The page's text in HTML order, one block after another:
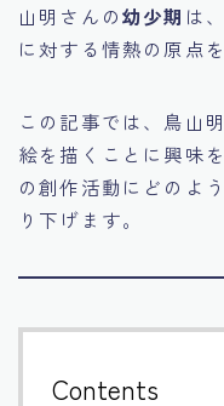
اللغة العربية
Bahasa Indonesia
Português
山明さんの幼少期 は
に対する情熱の原点
この記事では、鳥山
絵を描くことに興味
の創作活動にどのよ
り下げます。
Contents